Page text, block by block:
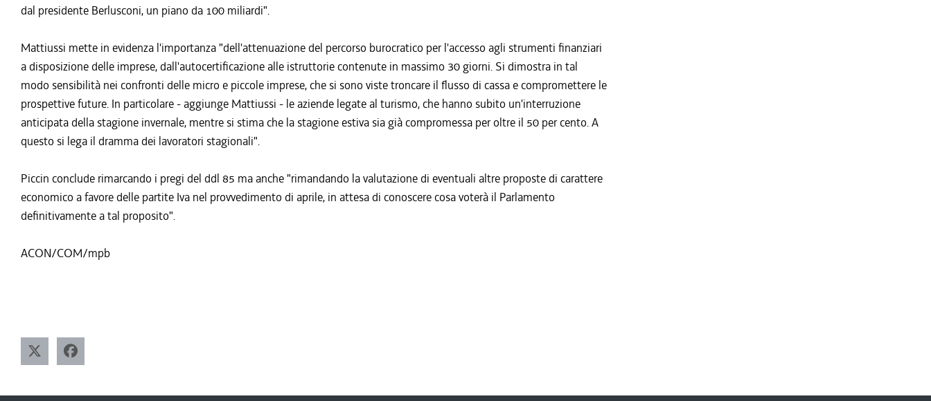
dal presidente Berlusconi, un piano da 100 miliardi".
Mattiussi mette in evidenza l'importanza "dell'attenuazione del percorso burocratico per l'accesso agli strumenti finanziari
a disposizione delle imprese, dall'autocertificazione alle istruttorie contenute in massimo 30 giorni. Si dimostra in tal
modo sensibilità nei confronti delle micro e piccole imprese, che si sono viste troncare il flusso di cassa e compromettere le
prospettive future. In particolare - aggiunge Mattiussi - le aziende legate al turismo, che hanno subito un'interruzione
anticipata della stagione invernale, mentre si stima che la stagione estiva sia già compromessa per oltre il 50 per cento. A
questo si lega il dramma dei lavoratori stagionali".
Piccin conclude rimarcando i pregi del ddl 85 ma anche "rimandando la valutazione di eventuali altre proposte di carattere
economico a favore delle partite Iva nel provvedimento di aprile, in attesa di conoscere cosa voterà il Parlamento
definitivamente a tal proposito".
ACON/COM/mpb